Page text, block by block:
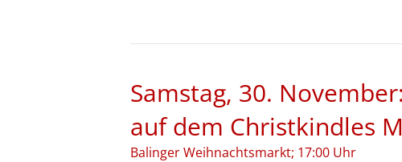
Samstag, 30.
auf dem Christkindles
Balinger Weihnachtsmarkt; 17:00 Uhr